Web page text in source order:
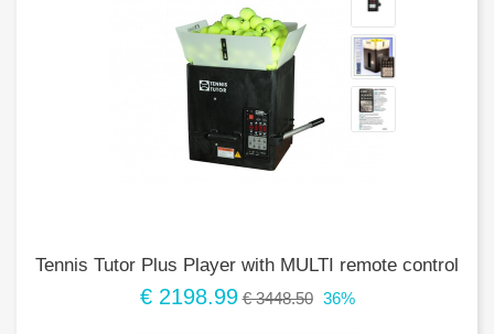
Tennis Tutor Plus Player with MULTI remote control
€ 2198.99 € 3448.50 36%